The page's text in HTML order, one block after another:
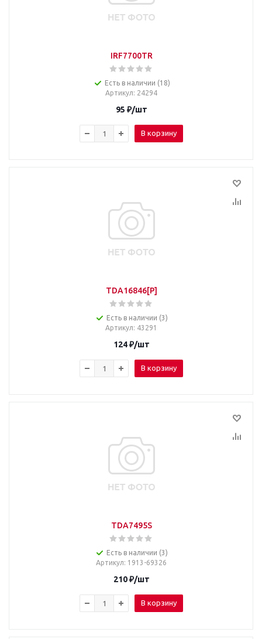
IRF7700TR
Есть в наличии (18)
Артикул: 24294
95 ₽/шт
В корзину
TDA16846[P]
Есть в наличии (3)
Артикул: 43291
124₽/шт
В корзину
TDA7495S
Есть в наличии (3)
Артикул: 1913-69326
210₽/шт
В корзину